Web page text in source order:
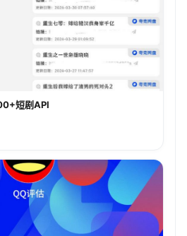
短剧API